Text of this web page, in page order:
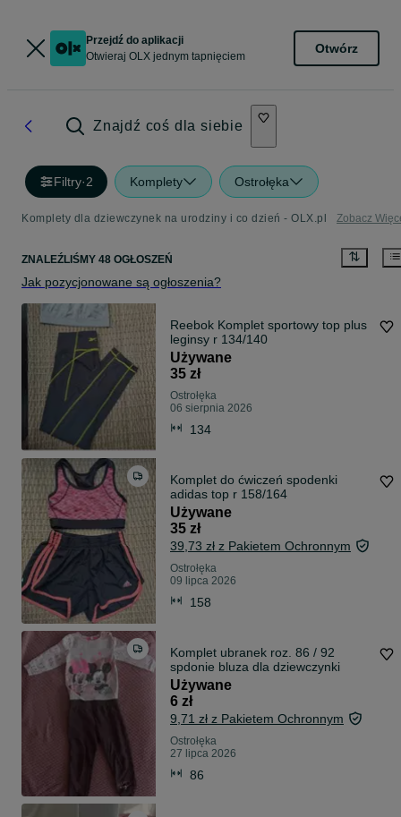
Przejdź do aplikacji
Otwieraj OLX jednym tapnięciem
Otwórz
Znajdź coś dla siebie
Filtry·2 Komplety Ostrołęka
Komplety dla dziewczynek na urodziny i co dzień - OLX.pl Zobacz
ZNALEŹLIŚMY 48 OGŁOSZEŃ
Jak pozycjonowane są ogłoszenia?
Reebok Komplet sportowy top plus
leginsy r 134/140
Używane
35 zł
Ostrołęka
06 sierpnia 2026
134
Komplet do ćwiczeń spodenki
adidas top r 158/164
Używane
35 zł
39,73 zł z Pakietem Ochronnym
Ostrołęka
09 lipca 2026
158
Komplet ubranek roz. 86 / 92
spdonie bluza dla dziewczynki
Używane
6 zł
9,71 zł z Pakietem Ochronnym
Ostrołęka
27 lipca 2026
86